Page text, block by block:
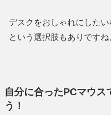
デスクをおしゃれにした
という選択肢もありですね
自分に合ったPCマウス
う！